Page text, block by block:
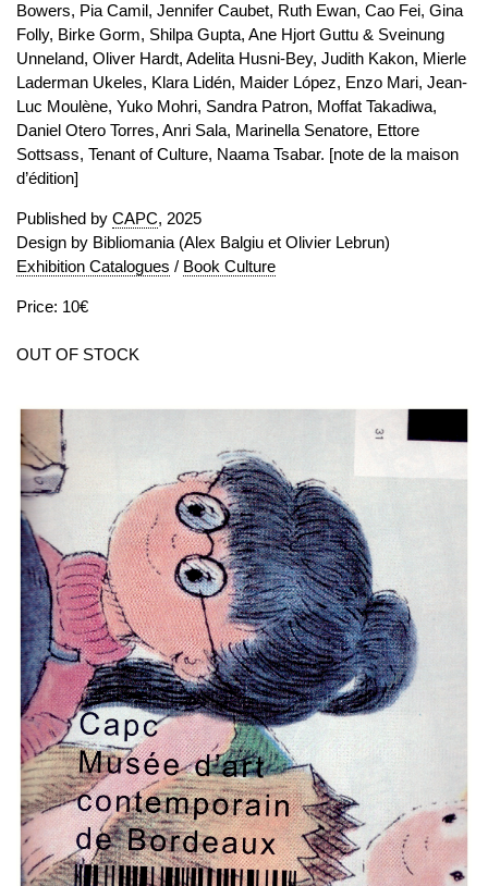
Bowers, Pia Camil, Jennifer Caubet, Ruth Ewan, Cao Fei, Gina
Folly, Birke Gorm, Shilpa Gupta, Ane Hjort Guttu & Sveinung
Unneland, Oliver Hardt, Adelita Husni-Bey, Judith Kakon, Mierle
Laderman Ukeles, Klara Lidén, Maider López, Enzo Mari, Jean-
Luc Moulène, Yuko Mohri, Sandra Patron, Moffat Takadiwa,
Daniel Otero Torres, Anri Sala, Marinella Senatore, Ettore
Sottsass, Tenant of Culture, Naama Tsabar. [note de la maison
d’édition]
Published by CAPC, 2025
Design by Bibliomania (Alex Balgiu et Olivier Lebrun)
Exhibition Catalogues / Book Culture
Price: 10€
OUT OF STOCK